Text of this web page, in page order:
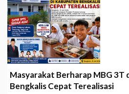
Masyarakat Berharap MBG 3T
Bengkalis Cepat Terealisasi